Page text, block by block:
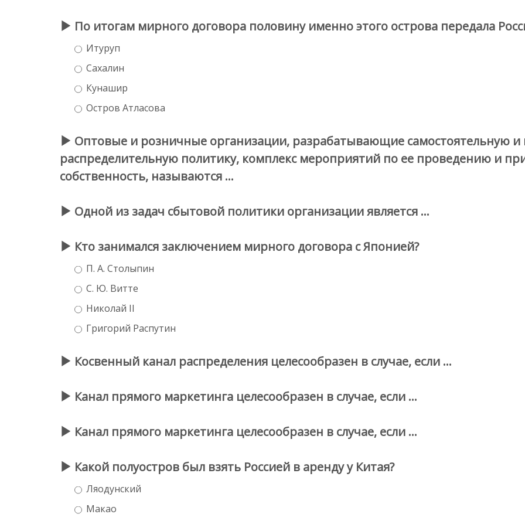
По итогам мирного договора половину именно этого острова передала
Итуруп
Сахалин
Кунашир
Остров Атласова
Оптовые и розничные организации, разрабатывающие самостоятельную и
распределительную политику, комплекс мероприятий по ее проведению и
собственность, называются …
Одной из задач сбытовой политики организации является …
Кто занимался заключением мирного договора с Японией?
П. А. Столыпин
С. Ю. Витте
Николай II
Григорий Распутин
Косвенный канал распределения целесообразен в случае, если …
Канал прямого маркетинга целесообразен в случае, если …
Канал прямого маркетинга целесообразен в случае, если …
Какой полуостров был взять Россией в аренду у Китая?
Ляодунский
Макао